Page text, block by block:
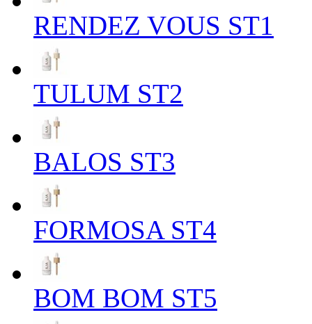
RENDEZ VOUS ST1
TULUM ST2
BALOS ST3
FORMOSA ST4
BOM BOM ST5